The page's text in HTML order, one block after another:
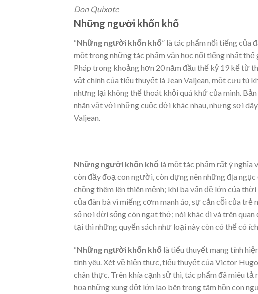
Don Quixote
Những người khốn khổ
“Những người khốn khổ” là tác phẩm nổi tiếng của
một trong những tác phẩm văn học nổi tiếng nhất thế
Pháp trong khoảng hơn 20 năm đầu thế kỷ 19 kể từ
vật chính của tiểu thuyết là Jean Valjean, một cựu tù
nhưng lại không thể thoát khỏi quá khứ của mình. Bản
nhân vật với những cuộc đời khác nhau, nhưng sợi
Valjean.
Những người khốn khổ là một tác phẩm rất ý nghĩa
còn đầy đoạ con người, còn dựng nên những địa
chồng thêm lên thiên mệnh; khi ba vấn đề lớn của
của đàn bà vì miếng cơm manh áo, sự cằn cỗi của
số nơi đời sống còn ngạt thở; nói khác đi và trên
tại thì những quyển sách như loại này còn có thể có
“Những người khốn khổ là tiểu thuyết mang tính
tình yêu. Xét về hiện thực, tiểu thuyết của Victor
chân thực. Trên khía cạnh sử thi, tác phẩm đã miêu
họa những xung đột lớn lao bên trong tâm hồn con